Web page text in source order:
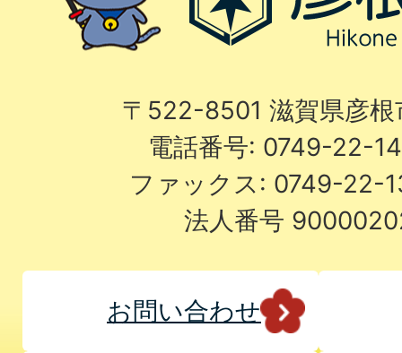
〒522-8501 滋賀県彦
電話番号: 0749-22-
ファックス: 0749-22-
法人番号
お問い合わせ